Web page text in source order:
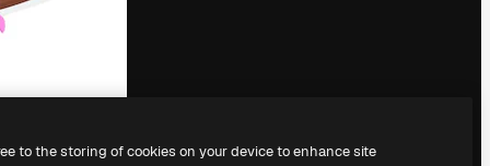
to the storing of cookies on your device to enhance site